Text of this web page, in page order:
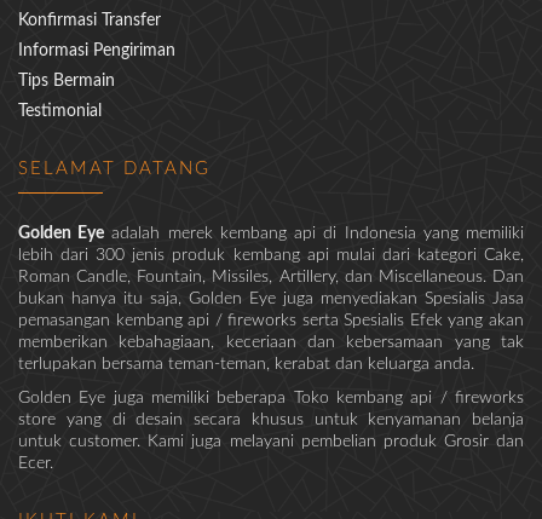
Konfirmasi Transfer
Informasi Pengiriman
Tips Bermain
Testimonial
SELAMAT DATANG
Golden Eye adalah merek kembang api di Indonesia yang memiliki
lebih dari 300 jenis produk kembang api mulai dari kategori Cake,
Roman Candle, Fountain, Missiles, Artillery, dan Miscellaneous. Dan
bukan hanya itu saja, Golden Eye juga menyediakan Spesialis Jasa
pemasangan kembang api / fireworks serta Spesialis Efek yang akan
memberikan kebahagiaan, keceriaan dan kebersamaan yang tak
terlupakan bersama teman-teman, kerabat dan keluarga anda.
Golden Eye juga memiliki beberapa Toko kembang api / fireworks
store yang di desain secara khusus untuk kenyamanan belanja
untuk customer. Kami juga melayani pembelian produk Grosir dan
Ecer.